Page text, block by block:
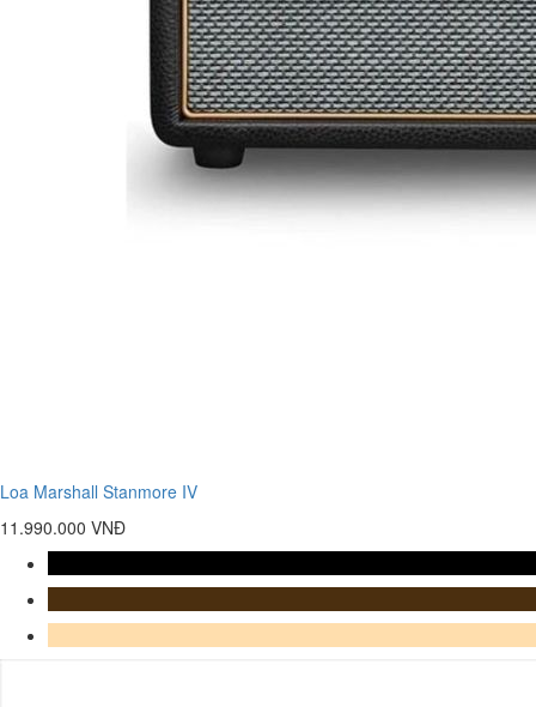
Loa Marshall Stanmore IV
11.990.000 VNĐ